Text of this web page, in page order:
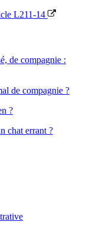
L211-14
de compagnie :
de compagnie ?
?
chat errant ?